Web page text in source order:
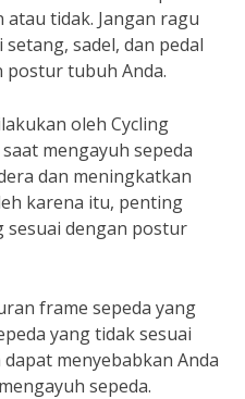
tidak. Jangan ragu
sadel, dan pedal
postur tubuh Anda.
oleh Cycling
mengayuh sepeda
dan meningkatkan
karena itu, penting
sesuai dengan postur
frame sepeda yang
yang tidak sesuai
menyebabkan Anda
sepeda.